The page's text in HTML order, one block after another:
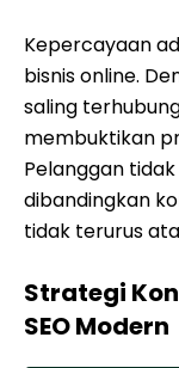
Kepercayaan
bisnis online.
saling
membuktikan
Pelanggan
dibandingkan
tidak terurus
Strategi
SEO Modern